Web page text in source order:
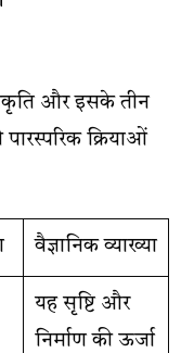
और इसके तीन
क्रियाओं
वैज्ञानिक व्याख्या
यह सृष्टि और
निर्माण की ऊर्जा